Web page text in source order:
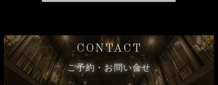
CONTACT
ご予約・お問い合せ